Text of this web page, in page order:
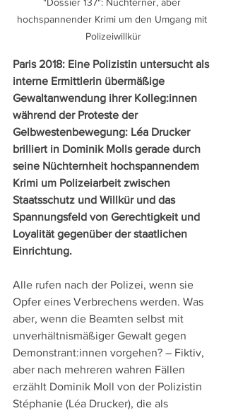
hochspannender Krimi um den Umgang mit
Polizeiwillkür
Paris 2018: Eine Polizistin untersucht als
interne Ermittlerin übermäßige
Gewaltanwendung ihrer Kolleg:innen
während der Proteste der
Gelbwestenbewegung: Léa Drucker
brilliert in Dominik Molls gerade durch
seine Nüchternheit hochspannendem
Krimi um Polizeiarbeit zwischen
Staatsschutz und Willkür und das
Spannungsfeld von Gerechtigkeit und
Loyalität gegenüber der staatlichen
Einrichtung.
Alle rufen nach der Polizei, wenn sie
Opfer eines Verbrechens werden. Was
aber, wenn die Beamten selbst mit
unverhältnismäßiger Gewalt gegen
Demonstrant:innen vorgehen? – Fiktiv,
aber nach mehreren wahren Fällen
erzählt Dominik Moll von der Polizistin
Stéphanie (Léa Drucker), die als